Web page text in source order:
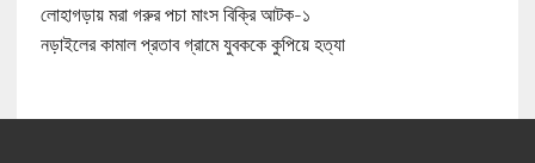
লোহাগড়ায় মরা গরুর পচা মাংস বিক্রি আটক-১
নড়াইলের কামাল প্রতাব গ্রামে যুবককে কুপিয়ে হত্যা